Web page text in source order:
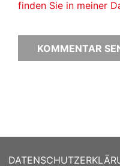
finden Sie in meiner